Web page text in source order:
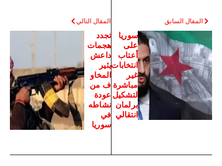
المقال السابق
سوريا
على
أعتاب
انتخابات
غير
مباشرة
لتشكيل
برلمان
انتقالي
المقال التالي
تجدد
هجمات
داعش
يثير
المخاو
ف من
عودة
نشاطه
في
سوريا